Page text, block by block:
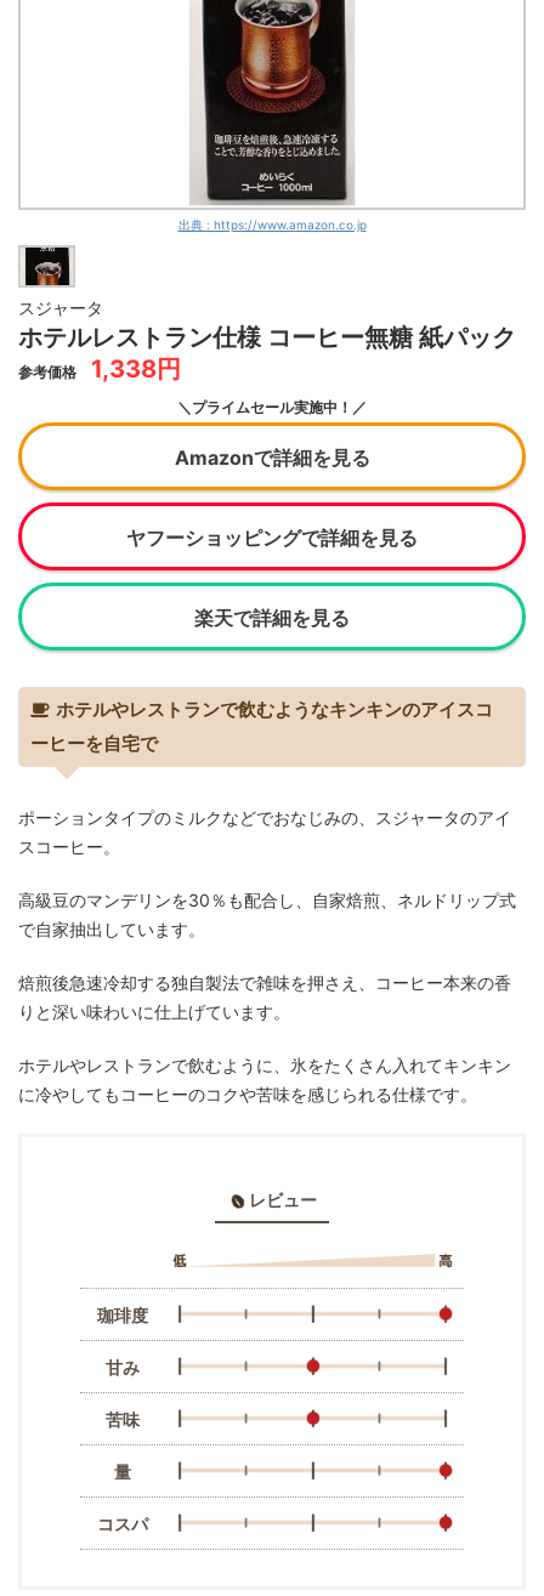
出典 : https://www.amazon.co.jp
スジャータ
ホテルレストラン仕様 コーヒー無糖 紙パック
参考価格 1,338円
＼プライムセール実施中！／
Amazonで詳細を見る
ヤフーショッピングで詳細を見る
楽天で詳細を見る
ホテルやレストランで飲むようなキンキンのアイスコ
ーヒーを自宅で
ポーションタイプのミルクなどでおなじみの、スジャータのアイ
スコーヒー。
高級豆のマンデリンを30％も配合し、自家焙煎、ネルドリップ式
で自家抽出しています。
焙煎後急速冷却する独自製法で雑味を押さえ、コーヒー本来の香
りと深い味わいに仕上げています。
ホテルやレストランで飲むように、氷をたくさん入れてキンキン
に冷やしてもコーヒーのコクや苦味を感じられる仕様です。
レビュー
珈琲度
甘み
苦味
量
コスパ